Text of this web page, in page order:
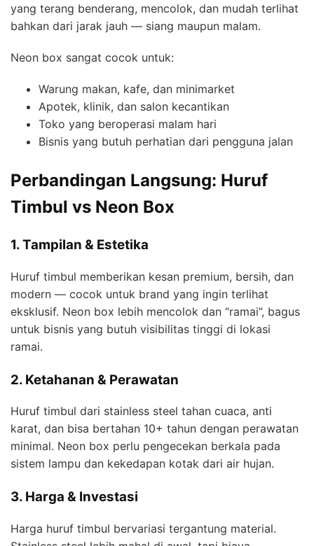
yang terang benderang, mencolok, dan mudah terlihat
bahkan dari jarak jauh — siang maupun malam.
Neon box sangat cocok untuk:
Warung makan, kafe, dan minimarket
Apotek, klinik, dan salon kecantikan
Toko yang beroperasi malam hari
Bisnis yang butuh perhatian dari pengguna jalan
Perbandingan Langsung: Huruf
Timbul vs Neon Box
1. Tampilan & Estetika
Huruf timbul memberikan kesan premium, bersih, dan
modern — cocok untuk brand yang ingin terlihat
eksklusif. Neon box lebih mencolok dan “ramai”, bagus
untuk bisnis yang butuh visibilitas tinggi di lokasi
ramai.
2. Ketahanan & Perawatan
Huruf timbul dari stainless steel tahan cuaca, anti
karat, dan bisa bertahan 10+ tahun dengan perawatan
minimal. Neon box perlu pengecekan berkala pada
sistem lampu dan kekedapan kotak dari air hujan.
3. Harga & Investasi
Harga huruf timbul bervariasi tergantung material.